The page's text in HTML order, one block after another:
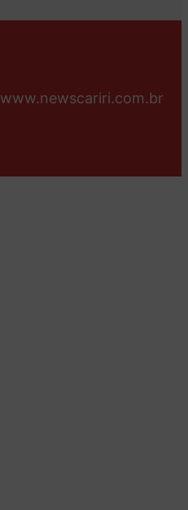
www.newscariri.com.br